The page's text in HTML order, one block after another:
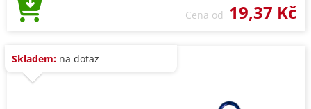
Cena od 19,37 Kč
Skladem: na dotaz